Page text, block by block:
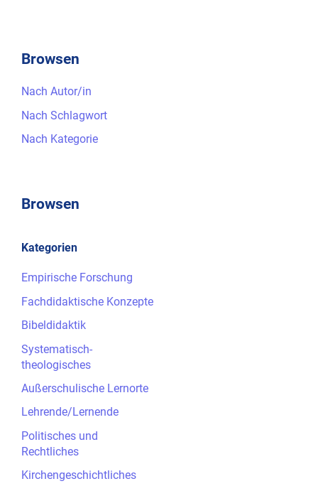
Browsen
Nach Autor/in
Nach Schlagwort
Nach Kategorie
Browsen
Kategorien
Empirische Forschung
Fachdidaktische Konzepte
Bibeldidaktik
Systematisch-
theologisches
Außerschulische Lernorte
Lehrende/Lernende
Politisches und
Rechtliches
Kirchengeschichtliches